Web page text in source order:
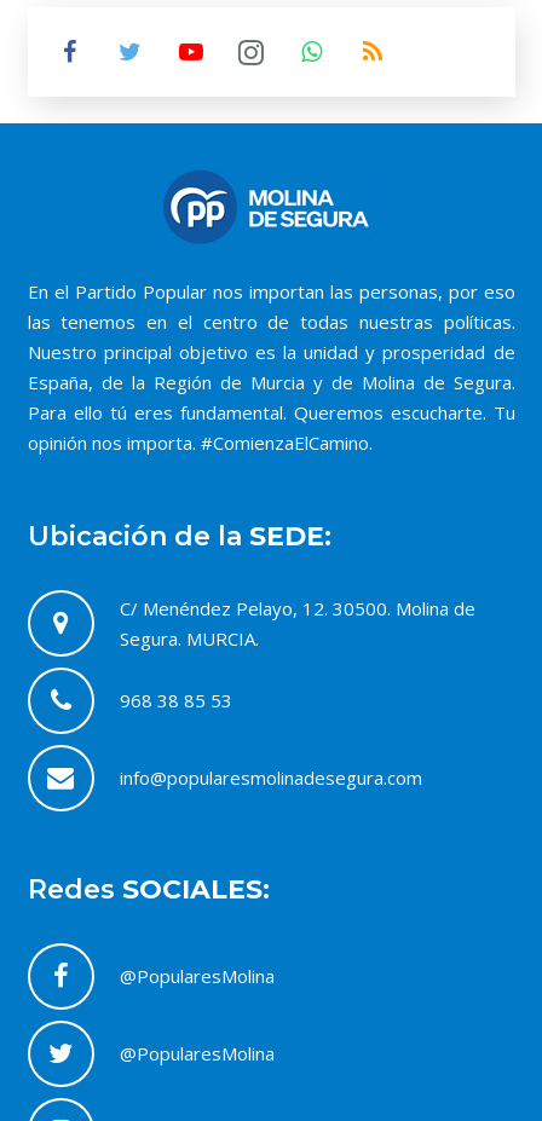
En el Partido Popular nos importan las personas, por eso
las tenemos en el centro de todas nuestras políticas.
Nuestro principal objetivo es la unidad y prosperidad de
España, de la Región de Murcia y de Molina de Segura.
Para ello tú eres fundamental. Queremos escucharte. Tu
opinión nos importa. #ComienzaElCamino.
Ubicación de la SEDE:
C/ Menéndez Pelayo, 12. 30500. Molina de
Segura. MURCIA.
968 38 85 53
info@popularesmolinadesegura.com
Redes SOCIALES:
@PopularesMolina
@PopularesMolina